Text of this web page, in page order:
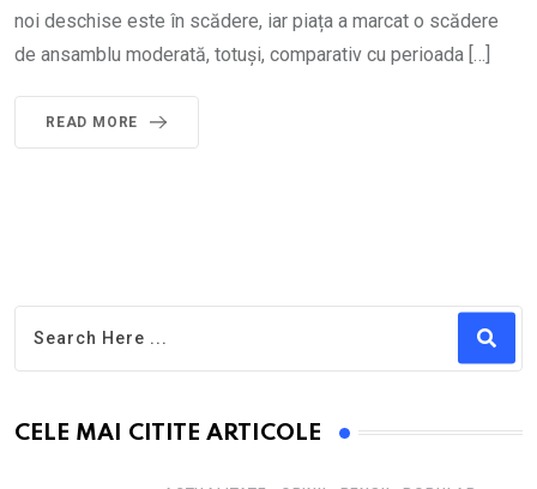
noi deschise este în scădere, iar piața a marcat o scădere
de ansamblu moderată, totuși, comparativ cu perioada […]
READ MORE
CELE MAI CITITE ARTICOLE